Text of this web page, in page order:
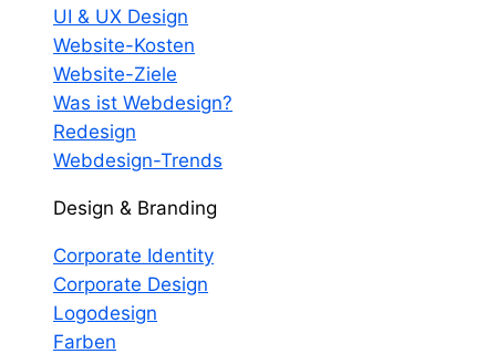
UI & UX Design
Website-Kosten
Website-Ziele
Was ist Webdesign?
Redesign
Webdesign-Trends
Design & Branding
Corporate Identity
Corporate Design
Logodesign
Farben